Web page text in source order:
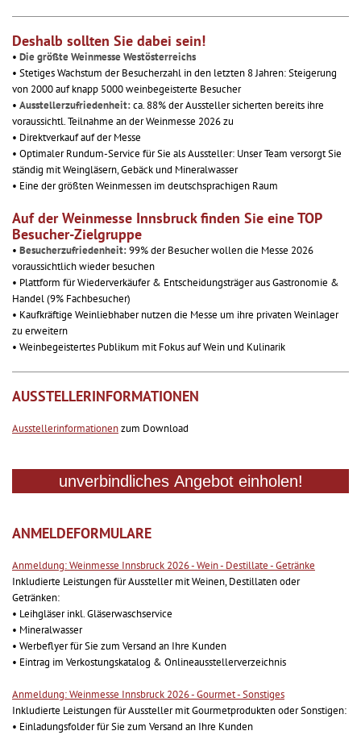
Deshalb sollten Sie dabei sein!
• Die größte Weinmesse Westösterreichs
• Stetiges Wachstum der Besucherzahl in den letzten 8 Jahren: Steigerung
von 2000 auf knapp 5000 weinbegeisterte Besucher
• Ausstellerzufriedenheit:ca. 88% der Aussteller sicherten bereits ihre
voraussichtl. Teilnahme an der Weinmesse 2026 zu
• Direktverkauf auf der Messe
• Optimaler Rundum-Service für Sie als Aussteller: Unser Team versorgt Sie
ständig mit Weingläsern, Gebäck und Mineralwasser
• Eine der größten Weinmessen im deutschsprachigen Raum
Auf der Weinmesse Innsbruck finden Sie eine TOP
Besucher-Zielgruppe
• Besucherzufriedenheit:99% der Besucher wollen die Messe 2026
voraussichtlich wieder besuchen
• Plattform für Wiederverkäufer & Entscheidungsträger aus Gastronomie &
Handel (9% Fachbesucher)
• Kaufkräftige Weinliebhaber nutzen die Messe um ihre privaten Weinlager
zu erweitern
• Weinbegeistertes Publikum mit Fokus auf Wein und Kulinarik
AUSSTELLERINFORMATIONEN
Ausstellerinformationenzum Download
ANMELDEFORMULARE
Anmeldung: Weinmesse Innsbruck 2026 - Wein - Destillate - Getränke
Inkludierte Leistungen für Aussteller mit Weinen, Destillaten oder
Getränken:
• Leihgläser inkl. Gläserwaschservice
• Mineralwasser
• Werbeflyer für Sie zum Versand an Ihre Kunden
• Eintrag im Verkostungskatalog & Onlineausstellerverzeichnis
Anmeldung: Weinmesse Innsbruck 2026 - Gourmet - Sonstiges
Inkludierte Leistungen für Aussteller mit Gourmetprodukten oder Sonstigen:
• Einladungsfolder für Sie zum Versand an Ihre Kunden